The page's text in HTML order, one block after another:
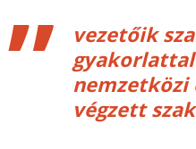
vezetőik
nemzetközi
végzett